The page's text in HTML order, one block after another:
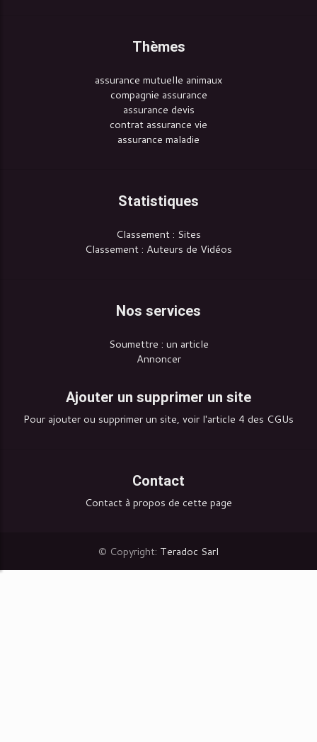
Thèmes
assurance mutuelle animaux
compagnie assurance
assurance devis
contrat assurance vie
assurance maladie
Statistiques
Classement : Sites
Classement : Auteurs de Vidéos
Nos services
Soumettre : un article
Annoncer
Ajouter un supprimer un site
Pour ajouter ou supprimer un site, voir l'article 4 des CGUs
Contact
Contact à propos de cette page
© Copyright: Teradoc Sarl